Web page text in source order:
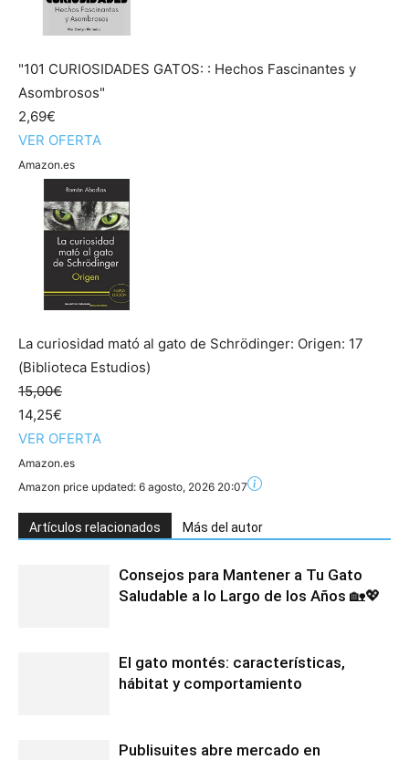
"101 CURIOSIDADES GATOS: : Hechos Fascinantes y
Asombrosos"
2,69€
VER OFERTA
Amazon.es
La curiosidad mató al gato de Schrödinger: Origen: 17
(Biblioteca Estudios)
15,00€
14,25€
VER OFERTA
Amazon.es
Amazon price updated: 6 agosto, 2026 20:07
Artículos relacionados Más del autor
Consejos para Mantener a Tu Gato
Saludable a lo Largo de los Años 🏡💖
El gato montés: características,
hábitat y comportamiento
Publisuites abre mercado en